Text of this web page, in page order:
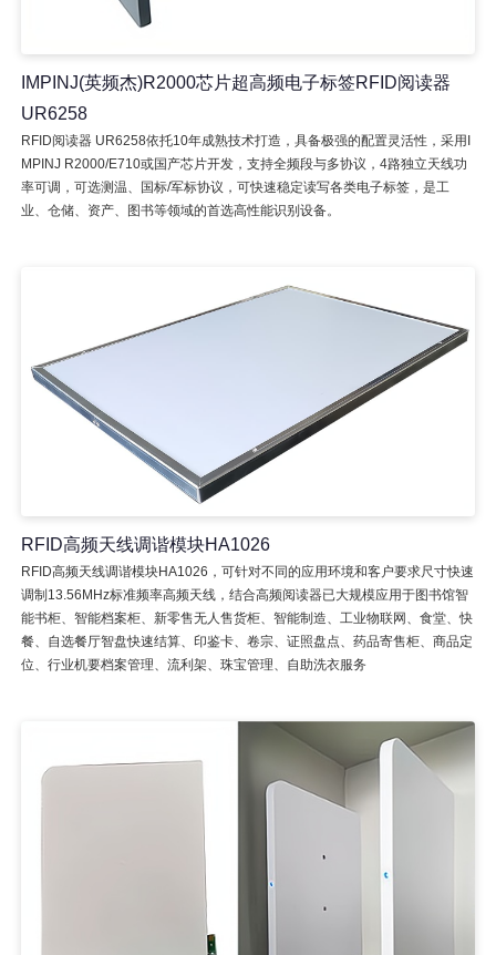
IMPINJ(英频杰)R2000芯片超高频电子标签RFID阅读器
UR6258
RFID阅读器 UR6258依托10年成熟技术打造，具备极强的配置灵活性，采用I
MPINJ R2000/E710或国产芯片开发，支持全频段与多协议，4路独立天线功
率可调，可选测温、国标/军标协议，可快速稳定读写各类电子标签，是工
业、仓储、资产、图书等领域的首选高性能识别设备。
RFID高频天线调谐模块HA1026
RFID高频天线调谐模块HA1026，可针对不同的应用环境和客户要求尺寸快速
调制13.56MHz标准频率高频天线，结合高频阅读器已大规模应用于图书馆智
能书柜、智能档案柜、新零售无人售货柜、智能制造、工业物联网、食堂、快
餐、自选餐厅智盘快速结算、印鉴卡、卷宗、证照盘点、药品寄售柜、商品定
位、行业机要档案管理、流利架、珠宝管理、自助洗衣服务